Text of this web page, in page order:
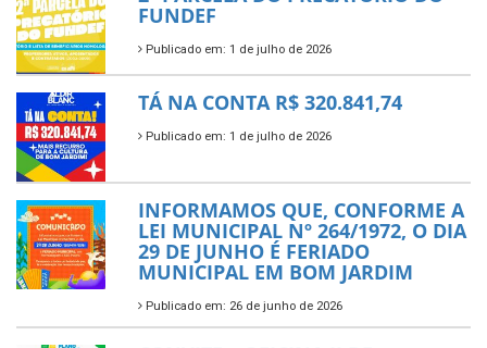
FUNDEF
Publicado em: 1 de julho de 2026
TÁ NA CONTA R$ 320.841,74
Publicado em: 1 de julho de 2026
INFORMAMOS QUE, CONFORME A
LEI MUNICIPAL Nº 264/1972, O DIA
29 DE JUNHO É FERIADO
MUNICIPAL EM BOM JARDIM
Publicado em: 26 de junho de 2026